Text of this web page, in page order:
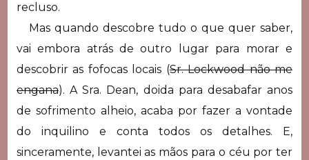
recluso.
Mas quando descobre tudo o que quer saber,
vai embora atrás de outro lugar para morar e
descobrir as fofocas locais (Sr. Lockwood não me
engana). A Sra. Dean, doida para desabafar anos
de sofrimento alheio, acaba por fazer a vontade
do inquilino e conta todos os detalhes. E,
sinceramente, levantei as mãos para o céu por ter